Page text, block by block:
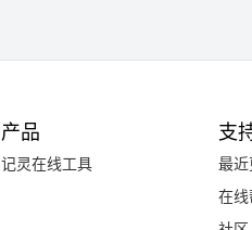
产品
记灵在线工具
支
最
在